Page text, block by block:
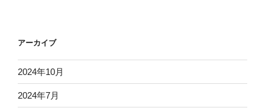
アーカイブ
2024年10月
2024年7月